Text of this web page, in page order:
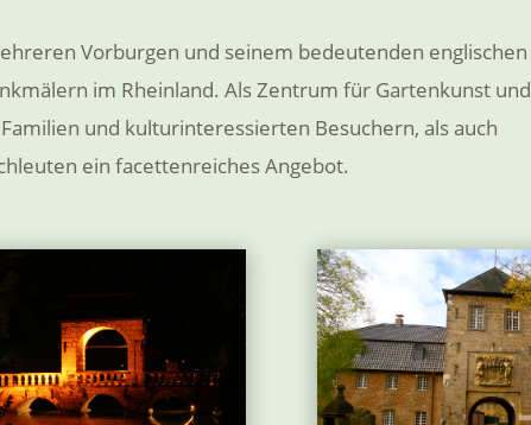
Vorburgen und seinem bedeutenden englischen
im Rheinland. Als Zentrum für Gartenkunst und
und kulturinteressierten Besuchern, als auch
ein facettenreiches Angebot.